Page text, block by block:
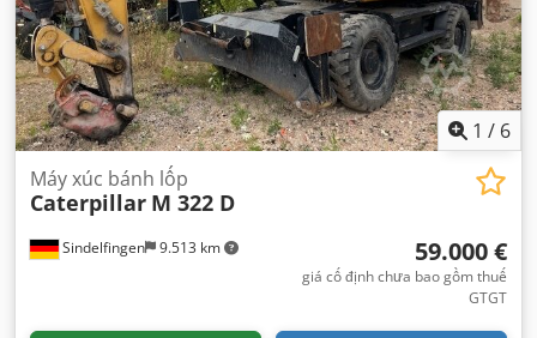
1 / 6
Sindelfingen 9.513 km
Máy xúc bánh lốp
Caterpillar M 322 D
59.000 €
giá cố định chưa bao gồm thuế
GTGT